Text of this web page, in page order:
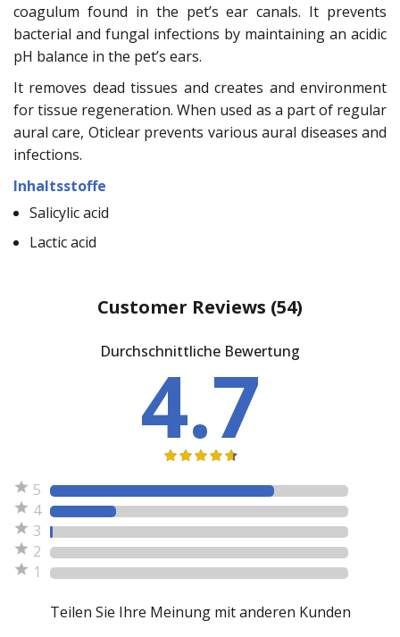
coagulum found in the pet’s ear canals. It prevents
bacterial and fungal infections by maintaining an acidic
pH balance in the pet’s ears.
It removes dead tissues and creates and environment
for tissue regeneration. When used as a part of regular
aural care, Oticlear prevents various aural diseases and
infections.
Inhaltsstoffe
Salicylic acid
Lactic acid
Customer Reviews (54)
Durchschnittliche Bewertung
4.7
5
4
3
2
1
Teilen Sie Ihre Meinung mit anderen Kunden